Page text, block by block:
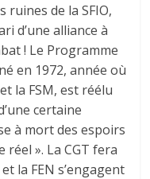
ruines de la SFIO,
d’une alliance à
! Le Programme
en 1972, année où
la FSM, est réélu
certaine
à mort des espoirs
». La CGT fera
la FEN s’engagent